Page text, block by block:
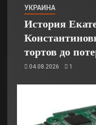
УКРАИНА
История
тортов до
04.08.2026 1